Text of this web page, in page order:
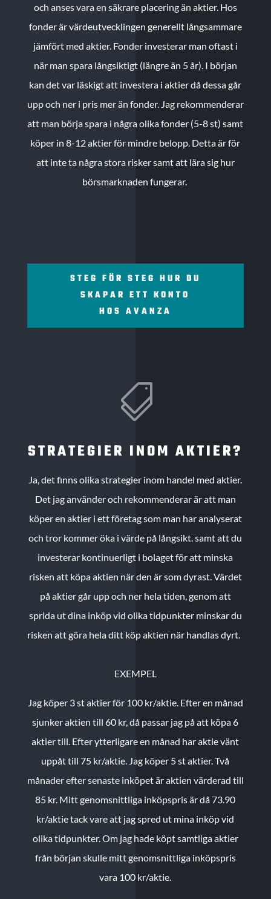
och anses vara en säkrare placering än aktier. Hos
fonder är värdeutvecklingen generellt långsammare
jämfört med aktier. Fonder investerar man oftast i
när man spara långsiktigt (längre än 5 år). I början
kan det var läskigt att investera i aktier då dessa går
upp och ner i pris mer än fonder. Jag rekommenderar
att man börja spara i några olika fonder (5-8 st) samt
köper in 8-12 aktier för mindre belopp. Detta är för
att inte ta några stora risker samt att lära sig hur
börsmarknaden fungerar.
STEG FÖR STEG HUR DU
SKAPAR ETT KONTO
HOS AVANZA

STRATEGIER INOM AKTIER?
Ja, det finns olika strategier inom handel med aktier.
Det jag använder och rekommenderar är att man
köper en aktier i ett företag som man har analyserat
och tror kommer öka i värde på långsikt. samt att du
investerar kontinuerligt i bolaget för att minska
risken att köpa aktien när den är som dyrast. Värdet
på aktier går upp och ner hela tiden, genom att
sprida ut dina inköp vid olika tidpunkter minskar du
risken att göra hela ditt köp aktien när handlas dyrt.
EXEMPEL
Jag köper 3 st aktier för 100 kr/aktie. Efter en månad
sjunker aktien till 60 kr, då passar jag på att köpa 6
aktier till. Efter ytterligare en månad har aktie vänt
uppåt till 75 kr/aktie. Jag köper 5 st aktier.Två
månader efter senaste inköpet är aktien värderad till
85 kr. Mitt genomsnittliga inköpspris är då 73.90
kr/aktie tack vare att jag spred ut mina inköp vid
olika tidpunkter. Om jag hade köpt samtliga aktier
från början skulle mitt genomsnittliga inköpspris
vara 100 kr/aktie.